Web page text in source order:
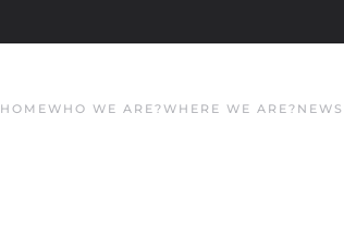
HOMEWHO WE ARE?WHERE WE ARE? NEWS